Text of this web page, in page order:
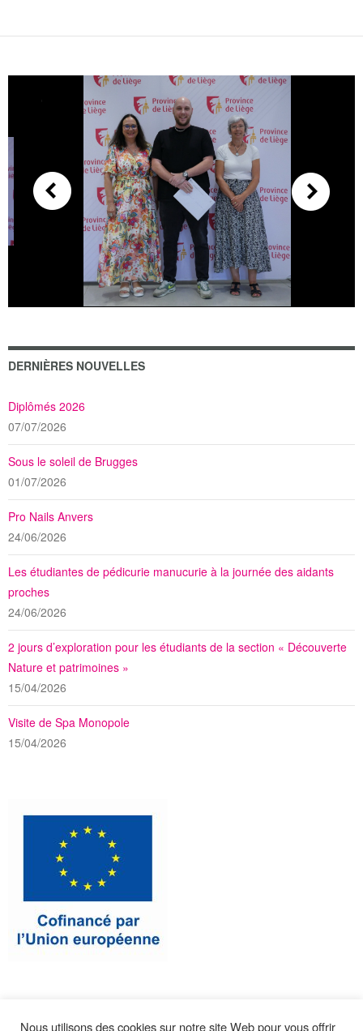
DERNIÈRES NOUVELLES
Diplômés 2026
07/07/2026
Sous le soleil de Brugges
01/07/2026
Pro Nails Anvers
24/06/2026
Les étudiantes de pédicurie manucurie à la journée des aidants
proches
24/06/2026
2 jours d’exploration pour les étudiants de la section « Découverte
Nature et patrimoines »
15/04/2026
Visite de Spa Monopole
15/04/2026
Nous utilisons des cookies sur notre site Web pour vous offrir